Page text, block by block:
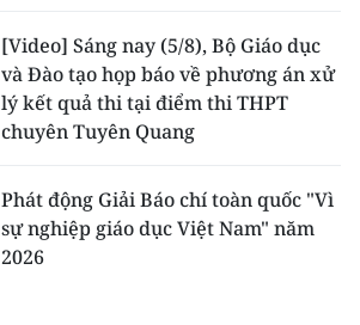
[Video] Sáng nay (5/8), Bộ Giáo dục
và Đào tạo họp báo về phương án xử
lý kết quả thi tại điểm thi THPT
chuyên Tuyên Quang
Phát động Giải Báo chí toàn quốc "Vì
sự nghiệp giáo dục Việt Nam" năm
2026